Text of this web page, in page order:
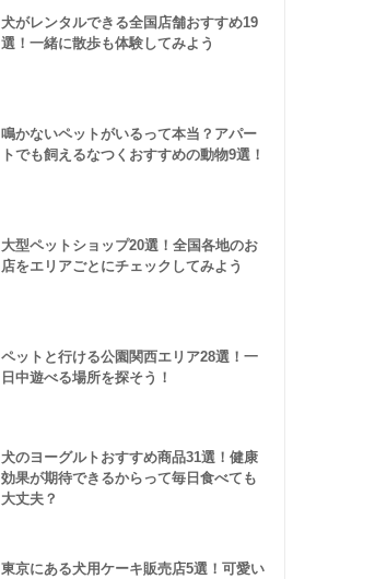
犬がレンタルできる全国店舗おすすめ19
選！一緒に散歩も体験してみよう
鳴かないペットがいるって本当？アパー
トでも飼えるなつくおすすめの動物9選！
大型ペットショップ20選！全国各地のお
店をエリアごとにチェックしてみよう
ペットと行ける公園関西エリア28選！一
日中遊べる場所を探そう！
犬のヨーグルトおすすめ商品31選！健康
効果が期待できるからって毎日食べても
大丈夫？
東京にある犬用ケーキ販売店5選！可愛い